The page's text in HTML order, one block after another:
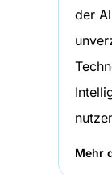
der
Mehr